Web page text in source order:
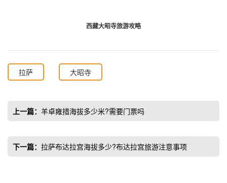
西藏大昭寺旅游攻略
拉萨 大昭寺
上一篇： 羊卓雍措海拔多少米?需要门票吗
下一篇： 拉萨布达拉宫海拔多少?布达拉宫旅游注意事项